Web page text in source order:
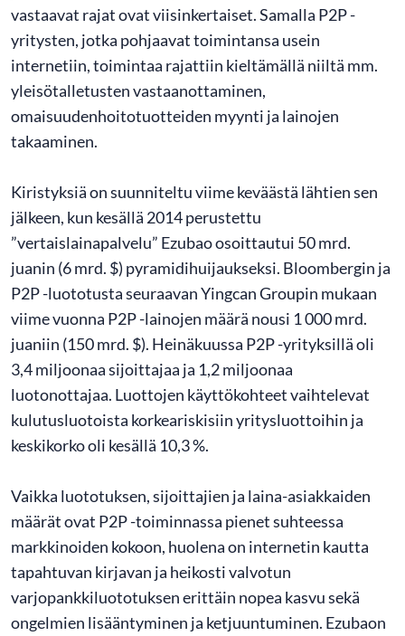
vastaavat rajat ovat viisinkertaiset. Samalla P2P -
yritysten, jotka pohjaavat toimintansa usein
internetiin, toimintaa rajattiin kieltämällä niiltä mm.
yleisötalletusten vastaanottaminen,
omaisuudenhoitotuotteiden myynti ja lainojen
takaaminen.
Kiristyksiä on suunniteltu viime keväästä lähtien sen
jälkeen, kun kesällä 2014 perustettu
”vertaislainapalvelu” Ezubao osoittautui 50 mrd.
juanin (6 mrd. $) pyramidihuijaukseksi. Bloombergin ja
P2P -luototusta seuraavan Yingcan Groupin mukaan
viime vuonna P2P -lainojen määrä nousi 1 000 mrd.
juaniin (150 mrd. $). Heinäkuussa P2P -yrityksillä oli
3,4 miljoonaa sijoittajaa ja 1,2 miljoonaa
luotonottajaa. Luottojen käyttökohteet vaihtelevat
kulutusluotoista korkeariskisiin yritysluottoihin ja
keskikorko oli kesällä 10,3 %.
Vaikka luototuksen, sijoittajien ja laina-asiakkaiden
määrät ovat P2P -toiminnassa pienet suhteessa
markkinoiden kokoon, huolena on internetin kautta
tapahtuvan kirjavan ja heikosti valvotun
varjopankkiluototuksen erittäin nopea kasvu sekä
ongelmien lisääntyminen ja ketjuuntuminen. Ezubaon